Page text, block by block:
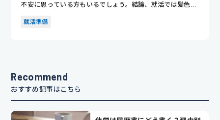
不安に思っている方もいるでしょう。結論、就活では髪色が
8トーンだと...
就活準備
Recommend
おすすめ記事はこちら